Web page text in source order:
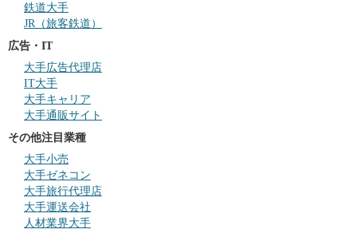
鉄道大手
JR（旅客鉄道）
広告・IT
大手広告代理店
IT大手
大手キャリア
大手通販サイト
その他注目業種
大手小売
大手ゼネコン
大手旅行代理店
大手運送会社
人材業界大手